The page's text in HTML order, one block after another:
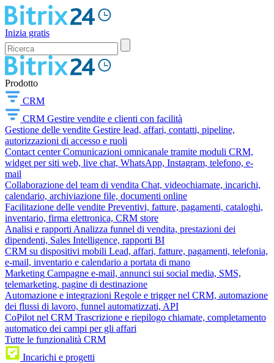
Inizia gratis
Prodotto
CRM
CRM Gestire vendite e clienti con facilità
Gestione delle vendite Gestire lead, affari, contatti, pipeline,
autorizzazioni di accesso e ruoli
Contact center Comunicazioni omnicanale tramite moduli CRM,
widget per siti web, live chat, WhatsApp, Instagram, telefono, e-
mail
Collaborazione del team di vendita Chat, videochiamate, incarichi,
calendario, archiviazione file, documenti online
Facilitazione delle vendite Preventivi, fatture, pagamenti, cataloghi,
inventario, firma elettronica, CRM store
Analisi e rapporti Analizza funnel di vendita, prestazioni dei
dipendenti, Sales Intelligence, rapporti BI
CRM su dispositivi mobili Lead, affari, fatture, pagamenti, telefonia,
e-mail, inventario e calendario a portata di mano
Marketing Campagne e-mail, annunci sui social media, SMS,
telemarketing, pagine di destinazione
Automazione e integrazioni Regole e trigger nel CRM, automazione
dei flussi di lavoro, funnel automatizzati, API
CoPilot nel CRM Trascrizione e riepilogo chiamate, completamento
automatico dei campi per gli affari
Tutte le funzionalità CRM
Incarichi e progetti